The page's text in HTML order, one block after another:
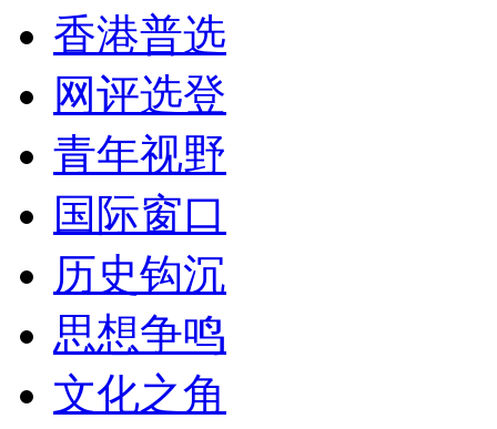
香港普选
网评选登
青年视野
国际窗口
历史钩沉
思想争鸣
文化之角